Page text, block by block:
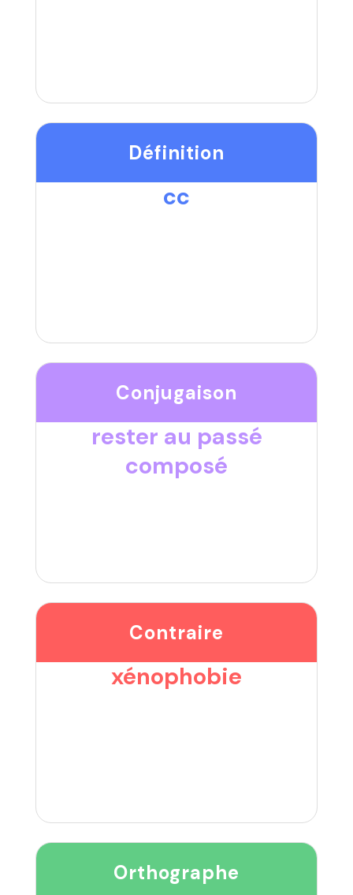
Définition
cc
Conjugaison
rester au passé
composé
Contraire
xénophobie
Orthographe